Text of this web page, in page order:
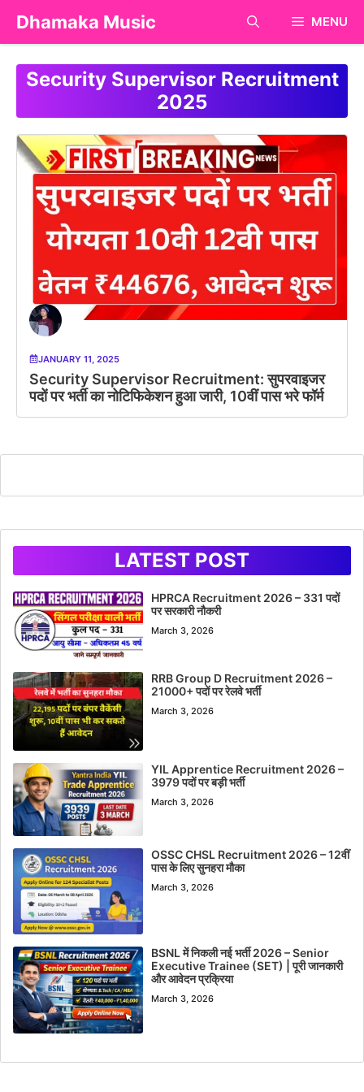
Skip
content
Dhamaka Music MENU
Security Supervisor Recruitment
2025
JANUARY 11, 2025
Security Supervisor Recruitment: सुपरवाइजर
पदों पर भर्ती का नोटिफिकेशन हुआ जारी, 10वीं पास भरे फॉर्म
LATEST POST
HPRCA Recruitment 2026 – 331 पदों
पर सरकारी नौकरी
March 3, 2026
RRB Group D Recruitment 2026 –
21000+ पदों पर रेलवे भर्ती
March 3, 2026
YIL Apprentice Recruitment 2026 –
3979 पदों पर बड़ी भर्ती
March 3, 2026
OSSC CHSL Recruitment 2026 – 12वीं
पास के लिए सुनहरा मौका
March 3, 2026
BSNL में निकली नई भर्ती 2026 – Senior
Executive Trainee (SET) | पूरी जानकारी
और आवेदन प्रक्रिया
March 3, 2026